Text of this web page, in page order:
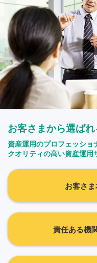
お客さまから選ば
資産運用のプロフェッショ
クオリティの高い資産運用
お客さ
責任ある機